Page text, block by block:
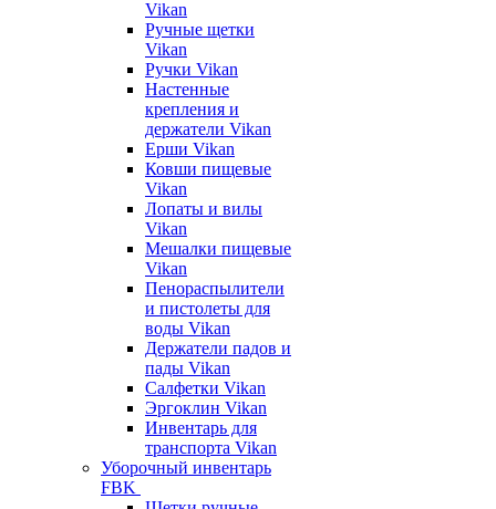
Vikan
Ручные щетки
Vikan
Ручки Vikan
Настенные
крепления и
держатели Vikan
Ерши Vikan
Ковши пищевые
Vikan
Лопаты и вилы
Vikan
Мешалки пищевые
Vikan
Пенораспылители
и пистолеты для
воды Vikan
Держатели падов и
пады Vikan
Салфетки Vikan
Эргоклин Vikan
Инвентарь для
транспорта Vikan
Уборочный инвентарь
FBK